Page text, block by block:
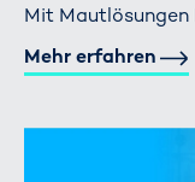
Mit
Mehr erfahren